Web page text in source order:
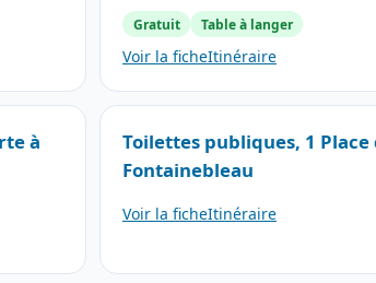
Gratuit Table à langer
Voir la ficheItinéraire
à
Toilettes publiques, 1 Place
Fontainebleau
Voir la ficheItinéraire